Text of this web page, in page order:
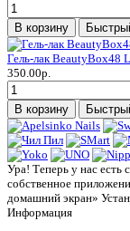
В корзину
Гель-лак BeautyBox48
350.00р.
В корзину
Ура! Теперь у нас есть
собственное
домашний экран»
Информация